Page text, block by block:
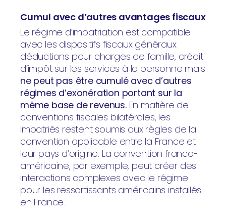
Cumul avec d’autres avantages fiscaux
Le régime d’impatriation est compatible
avec les dispositifs fiscaux généraux
déductions pour charges de famille, crédit
d’impôt sur les services à la personne mais
ne peut pas être cumulé avec d’autres
régimes d’exonération portant sur la
même base de revenus.En matière de
conventions fiscales bilatérales, les
impatriés restent soumis aux règles de la
convention applicable entre la France et
leur pays d’origine. La convention franco-
américaine, par exemple, peut créer des
interactions complexes avec le régime
pour les ressortissants américains installés
en France.